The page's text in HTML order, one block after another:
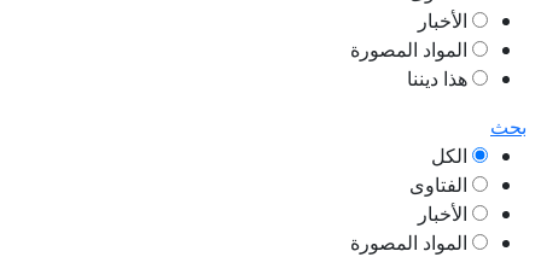
الأخبار
المواد المصورة
هذا ديننا
بحث
الكل
الفتاوى
الأخبار
المواد المصورة